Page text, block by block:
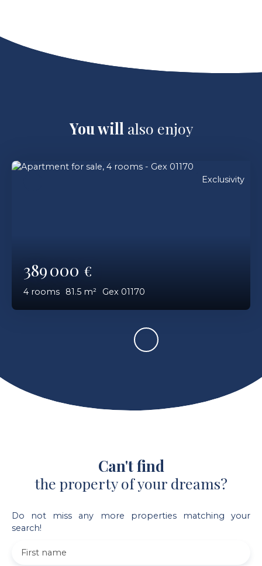
You will also enjoy
389 000 €
4 rooms 81.5 m² Gex 01170
Exclusivity
Can't find
the property of your dreams?
Do not miss any more properties matching your
search!
First name